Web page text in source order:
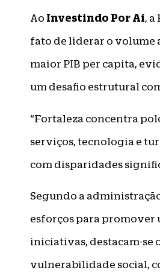
Ao Investindo Por Aí,
fato de liderar o volume
maior PIB per capita,
um desafio estrutural
“Fortaleza concentra
serviços, tecnologia e
com disparidades
Segundo a
esforços para promover
iniciativas, destacam-se
vulnerabilidade social,